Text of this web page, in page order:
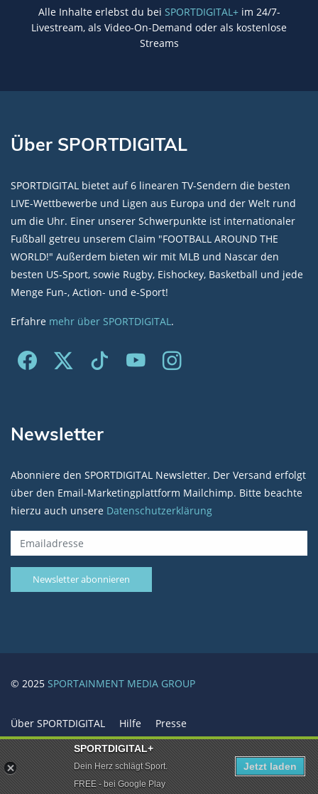
SPORTDIGITAL+
Dein Herz schlägt Sport.
FREE - bei Google Play
Jetzt laden
Alle Inhalte erlebst du bei SPORTDIGITAL+im 24/7-
Livestream, als Video-On-Demand oder als kostenlose
Streams
Über SPORTDIGITAL
SPORTDIGITAL bietet auf 6 linearen TV-Sendern die besten
LIVE-Wettbewerbe und Ligen aus Europa und der Welt rund
um die Uhr. Einer unserer Schwerpunkte ist internationaler
Fußball getreu unserem Claim "FOOTBALL AROUND THE
WORLD!" Außerdem bieten wir mit MLB und Nascar den
besten US-Sport, sowie Rugby, Eishockey, Basketball und jede
Menge Fun-, Action- und e-Sport!
Erfahre mehr über SPORTDIGITAL.
Newsletter
Abonniere den SPORTDIGITAL Newsletter. Der Versand erfolgt
über den Email-Marketingplattform Mailchimp. Bitte beachte
hierzu auch unsere Datenschutzerklärung
© 2025 SPORTAINMENT MEDIA GROUP
Über SPORTDIGITAL Hilfe
Presse
Mediadaten / Werbung
Karriere / Jobs
SPORTAINMENT
Datenschutzerklärung
Datenschutz-Einstellungen
AGB Impressum Kontakt